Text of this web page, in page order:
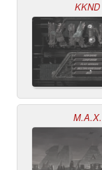
KKND
M.A.X.